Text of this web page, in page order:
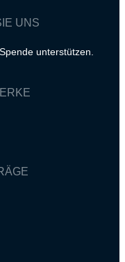
UNS
unterstützen.